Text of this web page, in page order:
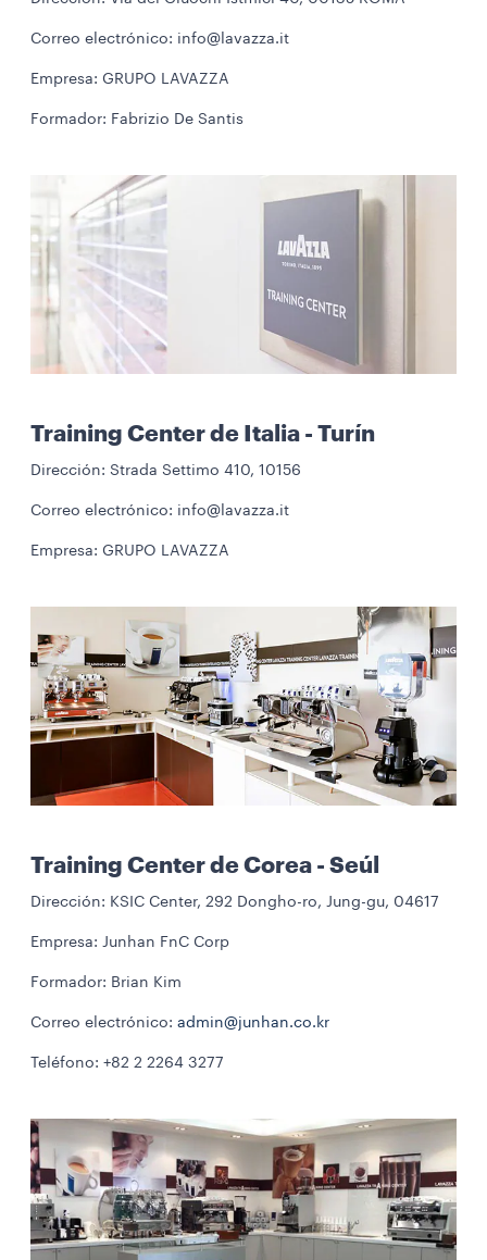
Correo electrónico: info@lavazza.it
Empresa: GRUPO LAVAZZA
Formador: Fabrizio De Santis
Training Center de Italia - Turín
Dirección: Strada Settimo 410, 10156
Correo electrónico: info@lavazza.it
Empresa: GRUPO LAVAZZA
Training Center de Corea - Seúl
Dirección: KSIC Center, 292 Dongho-ro, Jung-gu, 04617
Empresa: Junhan FnC Corp
Formador: Brian Kim
Correo electrónico: admin@junhan.co.kr
Teléfono: +82 2 2264 3277